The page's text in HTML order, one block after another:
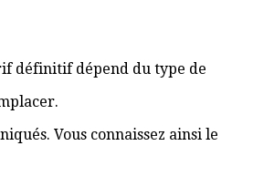
définitif dépend du type de
Vous connaissez ainsi le